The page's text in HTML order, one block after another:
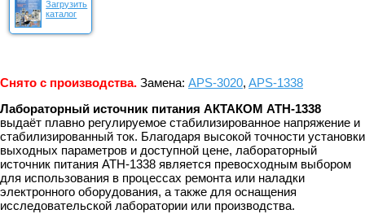
Загрузить
каталог
Снято с производства. Замена: APS-3020, APS-1338
Лабораторный источник питания АКТАКОМ АТН-1338
выдаёт плавно регулируемое стабилизированное напряжение и
стабилизированный ток. Благодаря высокой точности установки
выходных параметров и доступной цене, лабораторный
источник питания АТН-1338 является превосходным выбором
для использования в процессах ремонта или наладки
электронного оборудования, а также для оснащения
исследовательской лаборатории или производства.